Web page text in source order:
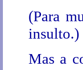
(Para
insulto.)
Mas a